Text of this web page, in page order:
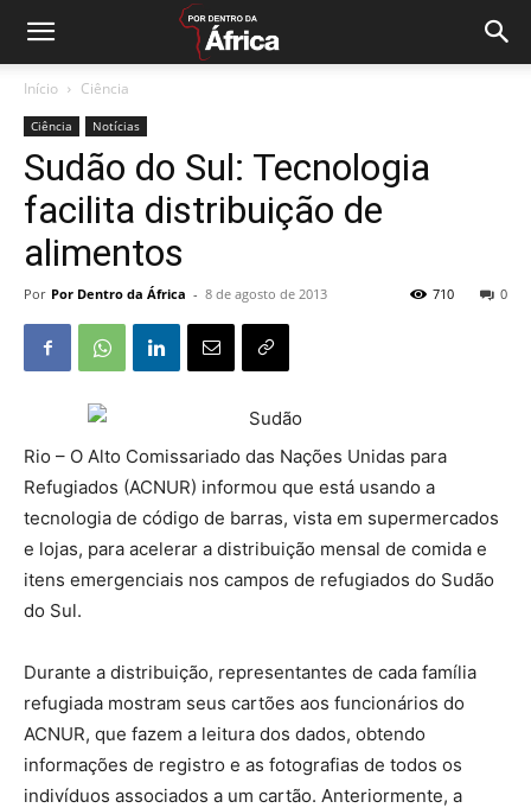
Início Ciência
Ciência Notícias
Sudão do Sul: Tecnologia
facilita distribuição de
alimentos
Por Por Dentro da África - 8 de agosto de 2013 0
710
Rio – O Alto Comissariado das Nações Unidas para
Refugiados (ACNUR) informou que está usando a
tecnologia de código de barras, vista em supermercados
e lojas, para acelerar a distribuição mensal de comida e
itens emergenciais nos campos de refugiados do Sudão
do Sul.
Durante a distribuição, representantes de cada família
refugiada mostram seus cartões aos funcionários do
ACNUR, que fazem a leitura dos dados, obtendo
informações de registro e as fotografias de todos os
indivíduos associados a um cartão. Anteriormente, a